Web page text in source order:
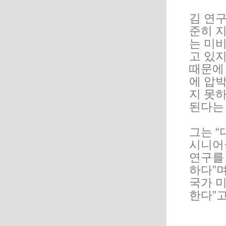
김 연
준히
는 미
고 있
때문
에 압
지 못
된다
그는
시니
연구
하다”
국가
한다”